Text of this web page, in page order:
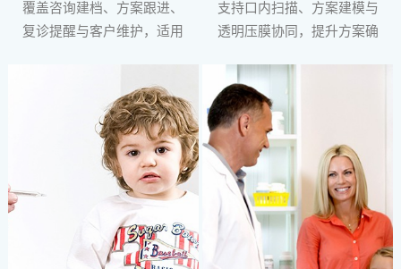
覆盖咨询建档、方案跟进、
复诊提醒与客户维护，适用
支持口内扫描、方案建模与
透明压膜协同，提升方案确